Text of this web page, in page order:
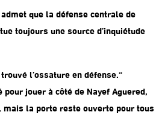
que la défense centrale de
toujours une source d’inquiétude
trouvé l’ossature en défense.
pour jouer à côté de Nayef Aguered,
la porte reste ouverte pour tous